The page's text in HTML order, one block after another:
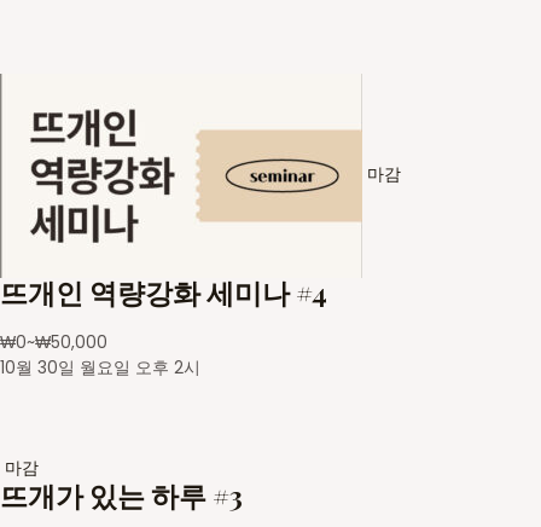
마감
뜨개인 역량강화 세미나 #4
₩0~₩50,000
10월 30일 월요일 오후 2시
마감
뜨개가 있는 하루 #3